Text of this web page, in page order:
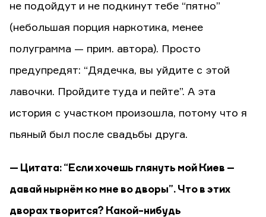
не подойдут и не подкинут тебе “пятно”
(небольшая порция наркотика, менее
полуграмма — прим. автора). Просто
предупредят: “Дядечка, вы уйдите с этой
лавочки. Пройдите туда и пейте”. А эта
история с участком произошла, потому что я
пьяный был после свадьбы друга.
— Цитата: “Если хочешь глянуть мой Киев –
давай нырнём ко мне во дворы”. Что в этих
дворах творится? Какой-нибудь